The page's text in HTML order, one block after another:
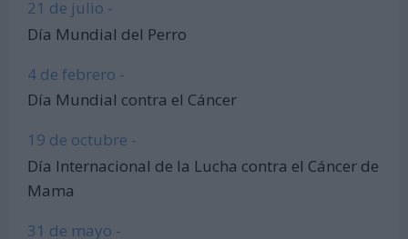
21 de julio -
Día Mundial del Perro
4 de febrero -
Día Mundial contra el Cáncer
19 de octubre -
Día Internacional de la Lucha contra el Cáncer de
Mama
31 de mayo -